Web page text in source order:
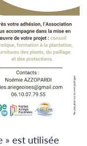
» est utilisée